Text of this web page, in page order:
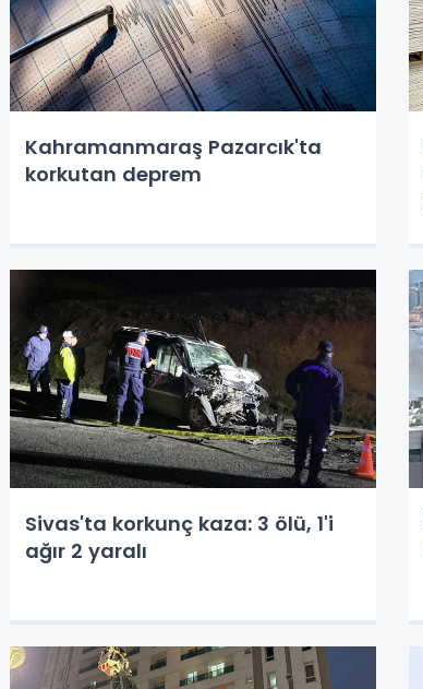
Kahramanmaraş Pazarcık'ta
korkutan deprem
Sivas'ta korkunç kaza: 3 ölü, 1'i
ağır 2 yaralı